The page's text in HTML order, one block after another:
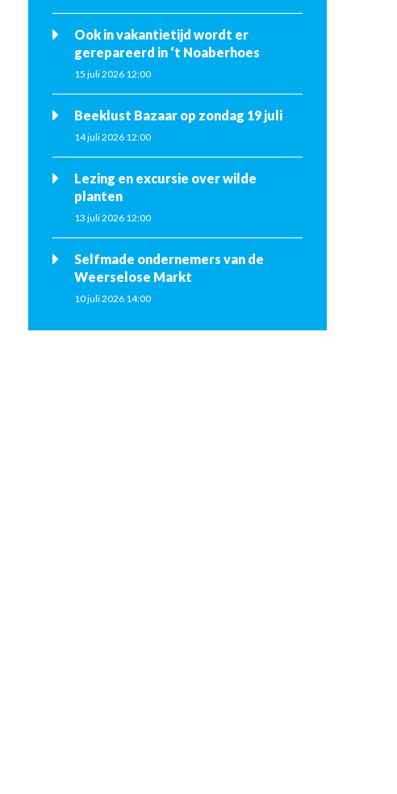
Ook in vakantietijd wordt er
gerepareerd in ‘t Noaberhoes
15 juli 2026 12:00
Beeklust Bazaar op zondag 19 juli
14 juli 2026 12:00
Lezing en excursie over wilde
planten
13 juli 2026 12:00
Selfmade ondernemers van de
Weerselose Markt
10 juli 2026 14:00